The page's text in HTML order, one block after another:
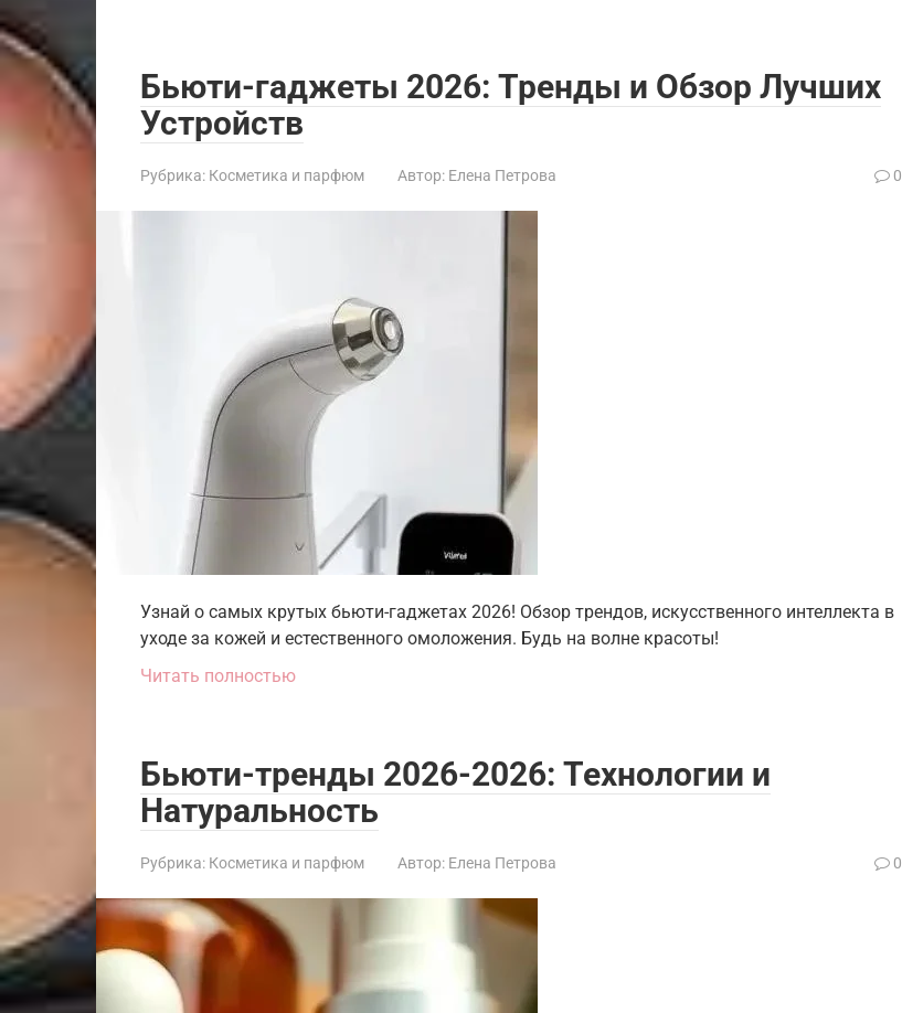
Бьюти-гаджеты 2026: Тренды и Обзор Лучших
Устройств
Рубрика: Косметика и парфюм Автор: Елена Петрова 0
Узнай о самых крутых бьюти-гаджетах 2026! Обзор трендов, искусственного интеллекта в
уходе за кожей и естественного омоложения. Будь на волне красоты!
Читать полностью
Бьюти-тренды 2026-2026: Технологии и
Натуральность
Рубрика: Косметика и парфюм Автор: Елена Петрова 0